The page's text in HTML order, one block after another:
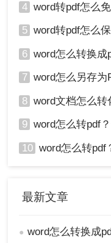
4 word转pdf怎么
5 word转pdf怎么保
6 word怎么转换成
7 word怎么另存为
8 word文档怎么转化为pdf文
9 word怎么转pdf
10 word怎么转pdf
最新文章
● word怎么转换成pdf？四